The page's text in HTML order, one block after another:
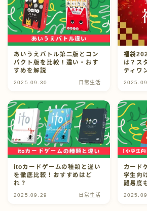
お問い合わせ
あいうえバトル第二版とコン
パクト版を比較！違い・おす
すめを解説
2025.09.30 日常生活
福袋
は？ス
ティワ
itoカードゲームの種類と違い
を徹底比較！おすすめはど
れ？
2025.09.29 日常生活
カード
学生向
難易度